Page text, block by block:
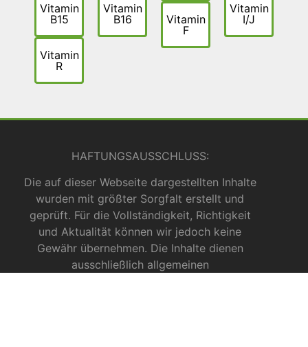
Vitamin
B15
Vitamin
R
Vitamin
B16
Vitamin
F
Vitamin
I/J
HAFTUNGSAUSSCHLUSS:
Die auf dieser Webseite dargestellten Inhalte
wurden mit größter Sorgfalt erstellt und
geprüft. Für die Vollständigkeit, Richtigkeit
und Aktualität können wir jedoch keine
Gewähr übernehmen. Die Inhalte dienen
ausschließlich allgemeinen